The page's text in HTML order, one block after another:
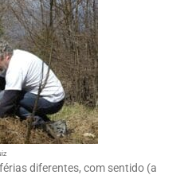
diferentes, com sentido (a